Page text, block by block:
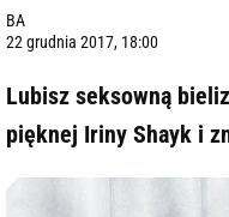
BA
22 grudnia 2017, 18:00
Lubisz seksowną
pięknej Iriny Shayk i